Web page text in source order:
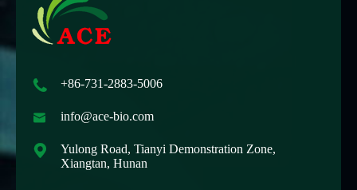
 +86-731-2883-5006
 info@ace-bio.com

Yulong Road, Tianyi Demonstration Zone,
Xiangtan, Hunan